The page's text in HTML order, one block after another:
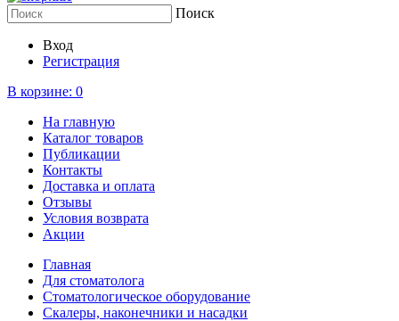
Поиск
Вход
Регистрация
В корзине: 0
На главную
Каталог товаров
Публикации
Контакты
Доставка и оплата
Отзывы
Условия возврата
Акции
Главная
Для стоматолога
Стоматологическое оборудование
Скалеры, наконечники и насадки